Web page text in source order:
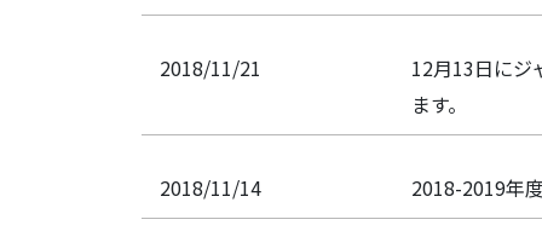
2018/11/21
12月13日にジ
ます。
2018/11/14 2018-2019年